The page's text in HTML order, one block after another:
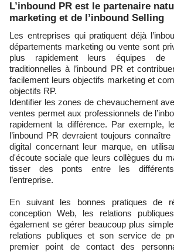
L’inbound PR est le partenaire
marketing et de l’inbound Selling
Les entreprises qui pratiquent déjà l’inbound au sein de leurs
départements marketing ou vente sont
plus rapidement leurs équipes de
traditionnelles à l’inbound PR et
facilement leurs objectifs marketing et
objectifs RP.
Identifier les zones de chevauchement
ventes permet aux professionnels de
rapidement la différence. Par exemple,
l’inbound PR devraient toujours
digital concernant leur marque, en
d'écoute sociale que leurs collègues du
tisser des ponts entre les
l’entreprise.
En suivant les bonnes pratiques de
conception Web, les relations
également se gérer beaucoup plus
relations publiques et son service de
premier point de contact des